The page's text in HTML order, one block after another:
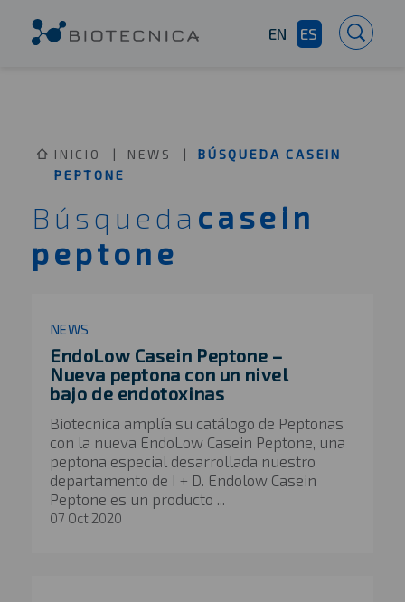
EN ES
INICIO NEWS
BÚSQUEDA CASEIN
PEPTONE
Búsqueda casein
peptone
NEWS
EndoLow Casein Peptone –
Nueva peptona con un nivel
bajo de endotoxinas
Biotecnica amplía su catálogo de Peptonas
con la nueva EndoLow Casein Peptone, una
peptona especial desarrollada nuestro
departamento de I + D. Endolow Casein
Peptone es un producto ...
07 Oct 2020